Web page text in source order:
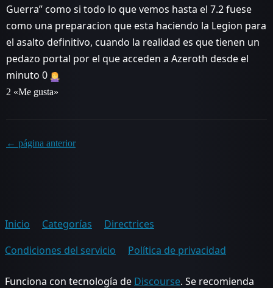
Guerra” como si todo lo que vemos hasta el 7.2 fuese
como una preparacion que esta haciendo la Legion para
el asalto definitivo, cuando la realidad es que tienen un
pedazo portal por el que acceden a Azeroth desde el
minuto 0
2 «Me gusta»
← página anterior
Inicio Categorías
Directrices
Condiciones del servicio
Política de privacidad
Funciona con tecnología de Discourse. Se recomienda